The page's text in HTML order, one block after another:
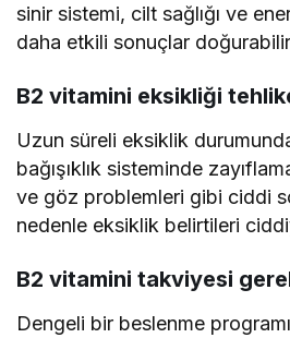
sinir sistemi, cilt sağlığı ve
daha etkili sonuçlar
B2 vitamini eksikliği
Uzun süreli eksiklik
bağışıklık sisteminde
ve göz problemleri gibi ciddi
nedenle eksiklik belirtileri
B2 vitamini takviyesi
Dengeli bir beslenme